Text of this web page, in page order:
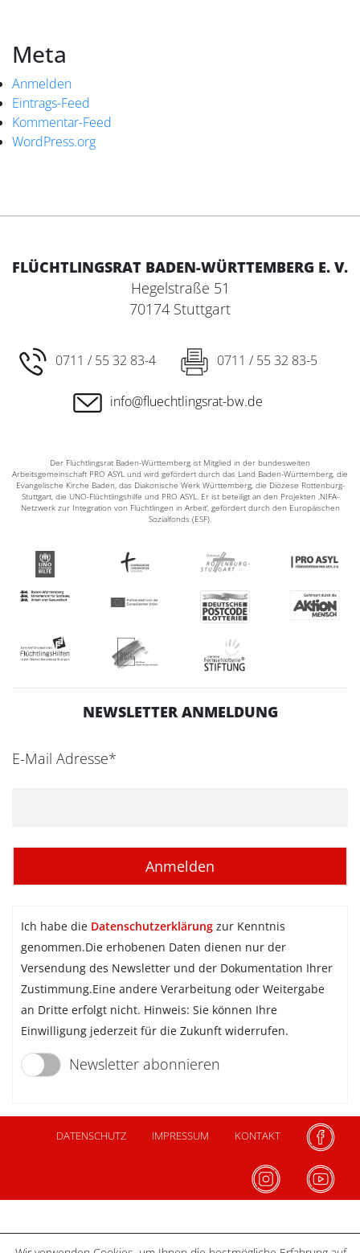
Meta
Anmelden
Eintrags-Feed
Kommentar-Feed
WordPress.org
FLÜCHTLINGSRAT BADEN-WÜRTTEMBERG E. V.
Hegelstraße 51
70174 Stuttgart
0711 / 55 32 83-4 0711 / 55 32 83-5
info@fluechtlingsrat-bw.de
Der Flüchtlingsrat Baden-Württemberg ist Mitglied in der bundesweiten
Arbeitsgemeinschaft PRO ASYL und wird gefördert durch das Land Baden-Württemberg, die
Evangelische Kirche Baden, das Diakonische Werk Württemberg, die Diözese Rottenburg-
Stuttgart, die UNO-Flüchtlingshilfe und PRO ASYL. Er ist beteiligt an den Projekten ‚NIFA-
Netzwerk zur Integration von Flüchtlingen in Arbeit‘, gefördert durch den Europäischen
Sozialfonds (ESF).
NEWSLETTER ANMELDUNG
E-Mail Adresse*
Ich habe die Datenschutzerklärung zur Kenntnis
genommen.Die erhobenen Daten dienen nur der
Versendung des Newsletter und der Dokumentation Ihrer
Zustimmung.Eine andere Verarbeitung oder Weitergabe
an Dritte erfolgt nicht. Hinweis: Sie können Ihre
Einwilligung jederzeit für die Zukunft widerrufen.
Newsletter abonnieren
DATENSCHUTZ IMPRESSUM KONTAKT